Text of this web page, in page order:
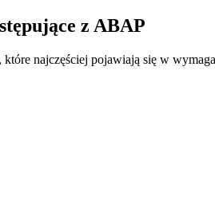
z ABAP
które najczęściej pojawiają się w